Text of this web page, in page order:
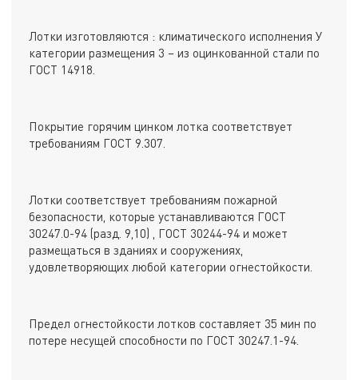
Лотки изготовляются : климатического исполнения У
категории размещения 3 – из оцинкованной стали по
ГОСТ 14918.
Покрытие горячим цинком лотка соответствует
требованиям ГОСТ 9.307.
Лотки соответствует требованиям пожарной
безопасности, которые устанавливаются ГОСТ
30247.0-94 (разд. 9,10) , ГОСТ 30244-94 и может
размещаться в зданиях и сооружениях,
удовлетворяющих любой категории огнестойкости.
Предел огнестойкости лотков составляет 35 мин по
потере несущей способности по ГОСТ 30247.1-94.